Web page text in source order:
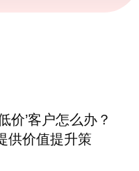
价’客户怎么办？
供价值提升策